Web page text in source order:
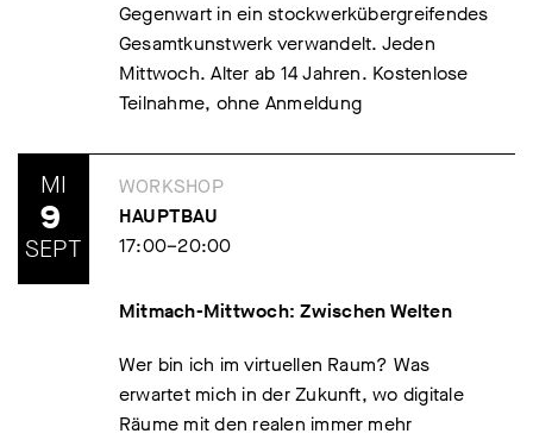
Gegenwart in ein stockwerkübergreifendes
Gesamtkunstwerk verwandelt. Jeden
Mittwoch. Alter ab 14 Jahren. Kostenlose
Teilnahme, ohne Anmeldung
MI
9
SEPT
WORKSHOP
HAUPTBAU
17:00–20:00
Mitmach-Mittwoch: Zwischen Welten
Wer bin ich im virtuellen Raum? Was
erwartet mich in der Zukunft, wo digitale
Räume mit den realen immer mehr